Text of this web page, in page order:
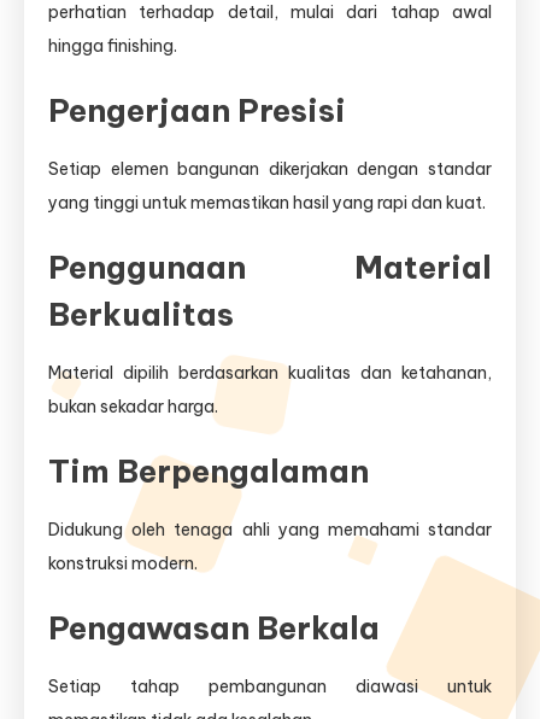
perhatian terhadap detail, mulai dari tahap awal
hingga finishing.
Pengerjaan Presisi
Setiap elemen bangunan dikerjakan dengan standar
yang tinggi untuk memastikan hasil yang rapi dan kuat.
Penggunaan Material
Berkualitas
Material dipilih berdasarkan kualitas dan ketahanan,
bukan sekadar harga.
Tim Berpengalaman
Didukung oleh tenaga ahli yang memahami standar
konstruksi modern.
Pengawasan Berkala
Setiap tahap pembangunan diawasi untuk